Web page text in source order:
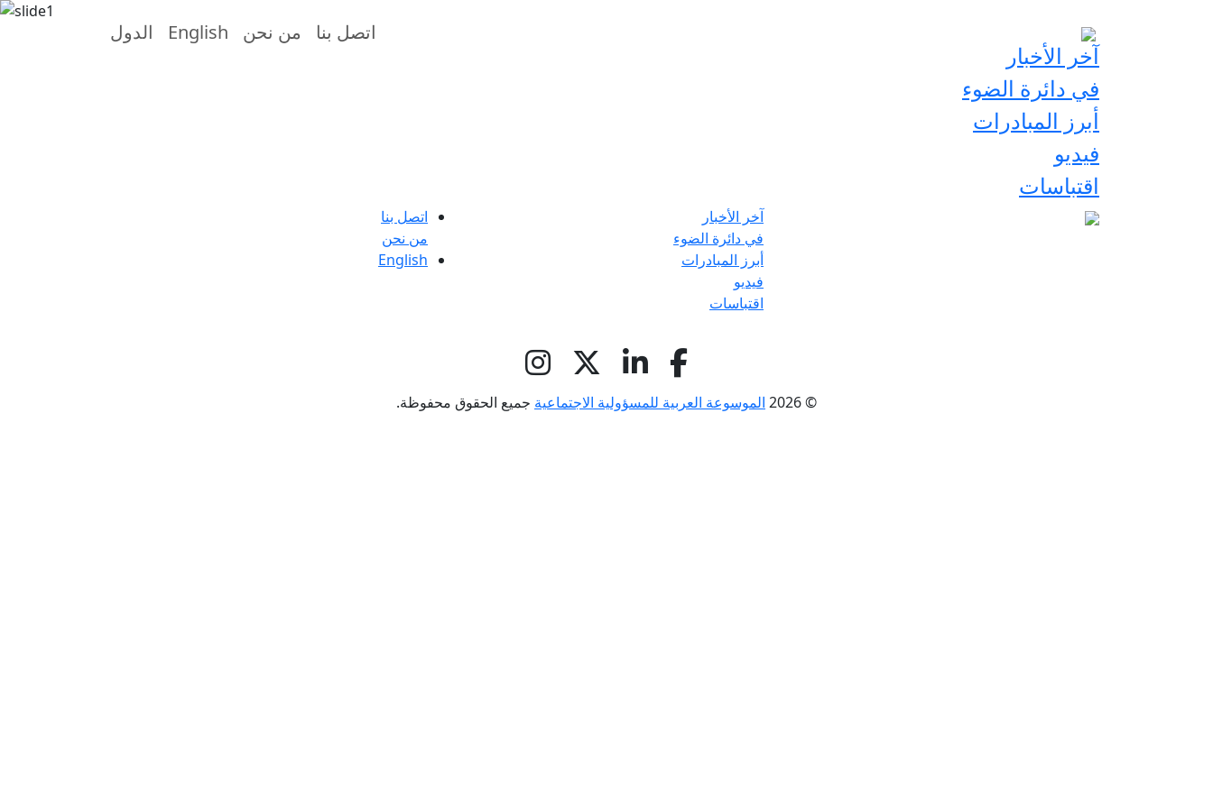
اتصل بنا من نحن English الدول
آخر الأخبار
في دائرة الضوء
أبرز المبادرات
فيديو
اقتباسات
آخر الأخبار
في دائرة الضوء
أبرز المبادرات
فيديو
اقتباسات
اتصل بنا
من نحن
English
© 2026 الموسوعة العربية للمسؤولية الاجتماعية جميع الحقوق محفوظة.